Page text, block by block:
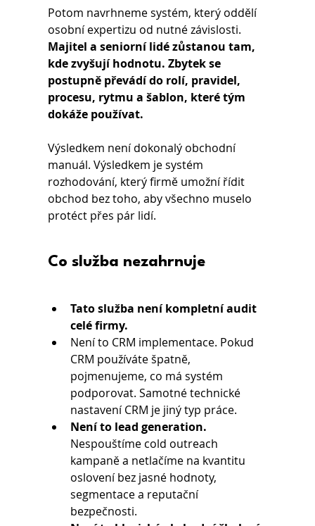
Potom navrhneme systém, který oddělí
osobní expertizu od nutné závislosti.
Majitel a seniorní lidé zůstanou tam,
kde zvyšují hodnotu. Zbytek se
postupně převádí do rolí, pravidel,
procesu, rytmu a šablon, které tým
dokáže používat.
Výsledkem není dokonalý obchodní
manuál. Výsledkem je systém
rozhodování, který firmě umožní řídit
obchod bez toho, aby všechno muselo
protéct přes pár lidí.
Co služba nezahrnuje
Tato služba není kompletní audit
celé firmy.
Není to CRM implementace. Pokud
CRM používáte špatně,
pojmenujeme, co má systém
podporovat. Samotné technické
nastavení CRM je jiný typ práce.
Není to lead generation.
Nespouštíme cold outreach
kampaně a netlačíme na kvantitu
oslovení bez jasné hodnoty,
segmentace a reputační
bezpečnosti.